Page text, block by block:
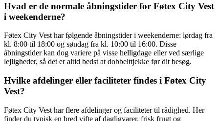
Hvad er de normale åbningstider for Føtex City Vest
i weekenderne?
Føtex City Vest har følgende åbningstider i weekenderne: lørdag fra
kl. 8:00 til 18:00 og søndag fra kl. 10:00 til 16:00. Disse
åbningstider kan dog variere på visse helligdage eller ved særlige
lejligheder, så det er altid bedst at dobbelttjekke før dit besøg.
Hvilke afdelinger eller faciliteter findes i Føtex City
Vest?
Føtex City Vest har flere afdelinger og faciliteter til rådighed. Her
finder du typisk en bred vifte af dagligvarer, frisk frugt og